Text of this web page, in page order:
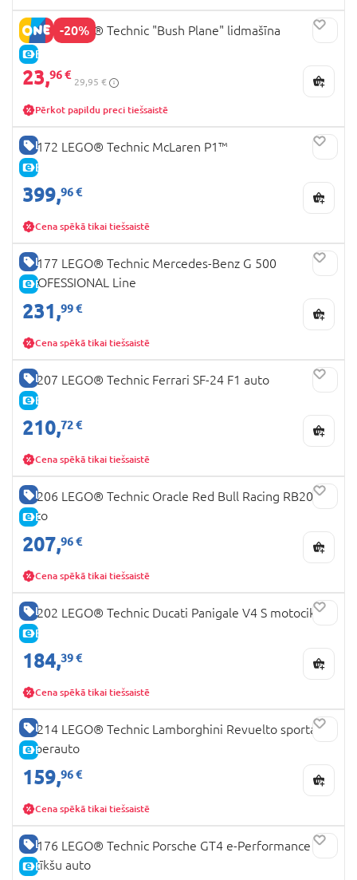
-20%
E-CENA
42198 LEGO® Technic "Bush Plane" lidmašīna
23,96 €
29,95 €
Pērkot papildu preci tiešsaistē
LABA CENA
E-CENA
42172 LEGO® Technic McLaren P1™
399,96 €
Cena spēkā tikai tiešsaistē
LABA CENA
E-CENA
42177 LEGO® Technic Mercedes-Benz G 500
PROFESSIONAL Line
231,99 €
Cena spēkā tikai tiešsaistē
LABA CENA
E-CENA
42207 LEGO® Technic Ferrari SF-24 F1 auto
210,72 €
Cena spēkā tikai tiešsaistē
LABA CENA
E-CENA
42206 LEGO® Technic Oracle Red Bull Racing RB20 F1
auto
207,96 €
Cena spēkā tikai tiešsaistē
LABA CENA
E-CENA
42202 LEGO® Technic Ducati Panigale V4 S motocikls
184,39 €
Cena spēkā tikai tiešsaistē
LABA CENA
E-CENA
42214 LEGO® Technic Lamborghini Revuelto sporta
superauto
159,96 €
Cena spēkā tikai tiešsaistē
LABA CENA
E-CENA
42176 LEGO® Technic Porsche GT4 e-Performance
sacīkšu auto